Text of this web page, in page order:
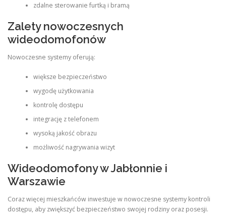
zdalne sterowanie furtką i bramą
Zalety nowoczesnych
wideodomofonów
Nowoczesne systemy oferują:
większe bezpieczeństwo
wygodę użytkowania
kontrolę dostępu
integrację z telefonem
wysoką jakość obrazu
możliwość nagrywania wizyt
Wideodomofony w Jabłonnie i
Warszawie
Coraz więcej mieszkańców inwestuje w nowoczesne systemy kontroli
dostępu, aby zwiększyć bezpieczeństwo swojej rodziny oraz posesji.